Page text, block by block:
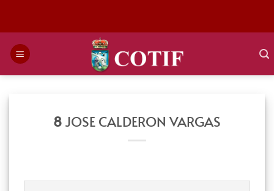
8JOSE CALDERON VARGAS